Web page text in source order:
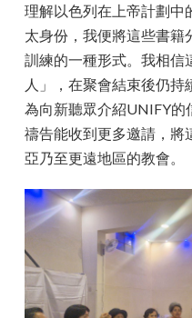
理解以色列在上帝計劃中
太身份，我便將這些書籍
訓練的一種形式。我相信
人」，在聚會結束後仍
為向新聽眾介紹UNIFY
禱告能收到更多邀請，將
亞乃至更遠地區的教會。